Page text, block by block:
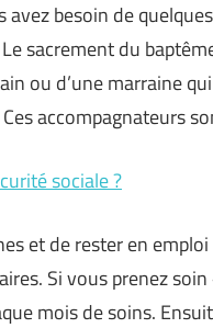
besoin de
sacrement du
ou d’une marraine
accompagnateurs
sociale ?
et de rester en
Si vous prenez
mois de soins.